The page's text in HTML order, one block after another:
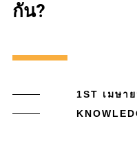
กัน?
1ST เมษา